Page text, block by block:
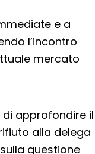
e a
l’incontro
mercato
approfondire il
alla delega
questione